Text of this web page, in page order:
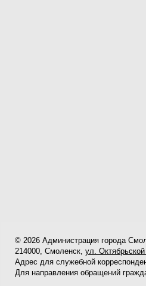
© 2026 Администрация города
214000, Смоленск,ул.
Адрес для служебной
Для направления обращений